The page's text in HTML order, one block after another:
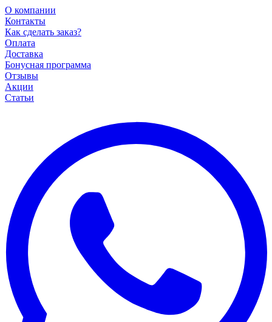
О компании
Контакты
Как сделать заказ?
Оплата
Доставка
Бонусная программа
Отзывы
Акции
Статьи